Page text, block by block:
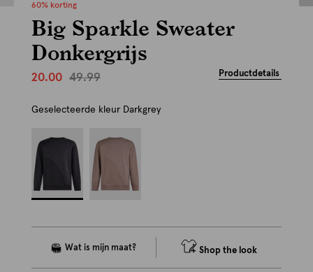
60% korting
Big Sparkle Sweater
Donkergrijs
20.00 49.99 Productdetails
Geselecteerde kleur Darkgrey
Shop the look